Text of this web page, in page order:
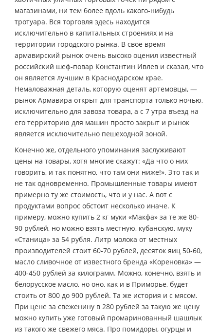
магазинами, ни тем более вдоль какого-нибудь
тротуара. Вся торговля здесь находится
исключительно в капитальных строениях и на
территории городского рынка. В свое время
армавирский рынок очень высоко оценил известный
российский шеф-повар Константин Ивлев и сказал, что
он является лучшим в Краснодарском крае.
Немаловажная деталь, которую оценят артемовцы, —
рынок Армавира открыт для транспорта только ночью,
исключительно для завоза товара, а с 7 утра въезд на
его территорию для машин просто закрыт и рынок
является исключительно пешеходной зоной.
Конечно же, отдельного упоминания заслуживают
цены на товары, хотя многие скажут: «Да что о них
говорить, и так понятно, что там они ниже!». Это так и
не так одновременно. Промышленные товары имеют
примерно ту же стоимость, что и у нас. А вот с
продуктами вопрос обстоит несколько иначе. К
примеру, можно купить 2 кг муки «Макфа» за те же 80-
90 рублей, но можно взять местную, кубанскую, муку
«Станица» за 54 рубля. Литр молока от местных
производителей стоит 60-70 рублей, десяток яиц 50-60,
масло сливочное от известного бренда «Кореновка» —
400-450 рублей за килограмм. Можно, конечно, взять и
белорусское масло, но оно, как и в Приморье, будет
стоить от 800 до 900 рублей. Та же история и с мясом.
При цене за свеженину в 280 рублей за такую же цену
можно купить уже готовый промаринованный шашлык
из такого же свежего мяса. Про помидоры, огурцы и